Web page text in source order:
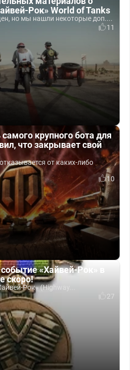
Рок» World of Tanks
но мы нашли некоторые доп....
11
крупного бота для
что закрывает свой
от каких-либо
10
«Хайвей-Рок» в
скоро!
Рок» (Highway...
27